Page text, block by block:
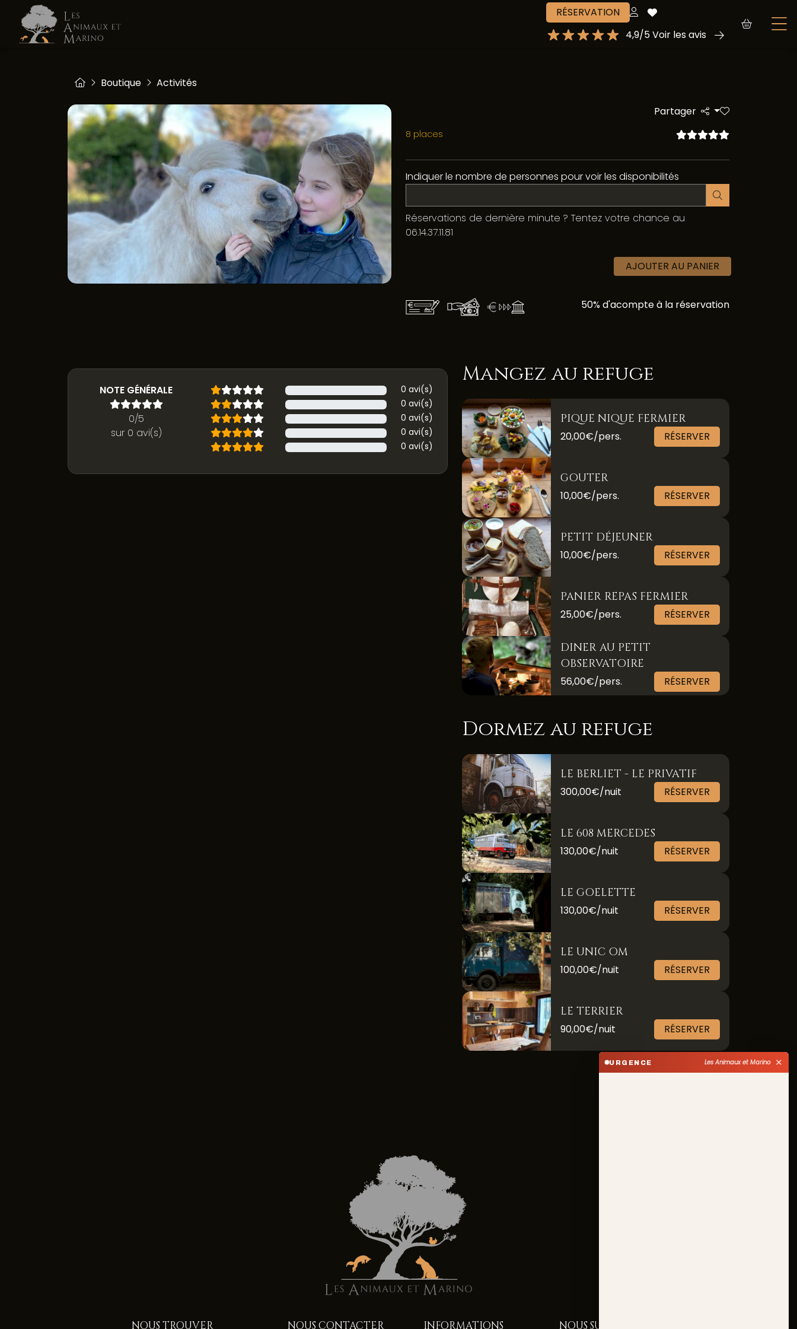
RÉSERVATION
4,9/5 Voir les avis
Boutique Activités
Partager
8 places
Indiquer le nombre de personnes pour voir les disponibilités
Réservations de dernière minute ? Tentez votre chance au
06.14.37.11.81
AJOUTER AU PANIER
50% d'acompte à la réservation
NOTE GÉNÉRALE
0/5
sur 0 avi(s)
0 avi(s)
0 avi(s)
0 avi(s)
0 avi(s)
0 avi(s)
Mangez au refuge
PIQUE NIQUE FERMIER
20,00€/pers. RÉSERVER
GOUTER
10,00€/pers. RÉSERVER
PETIT DÉJEUNER
10,00€/pers. RÉSERVER
PANIER REPAS FERMIER
25,00€/pers. RÉSERVER
DINER AU PETIT
OBSERVATOIRE
56,00€/pers. RÉSERVER
Dormez au refuge
LE BERLIET - LE PRIVATIF
300,00€/nuit RÉSERVER
LE 608 MERCEDES
130,00€/nuit RÉSERVER
LE GOELETTE
130,00€/nuit RÉSERVER
LE UNIC OM
100,00€/nuit RÉSERVER
LE TERRIER
90,00€/nuit RÉSERVER
NOUS TROUVER NOUS CONTACTER INFORMATIONS NOUS SUIVRE
URGENCE Les Animaux et Marino ✕